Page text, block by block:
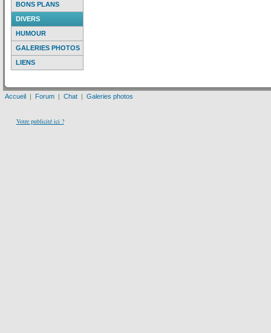
BONS PLANS
DIVERS
HUMOUR
GALERIES PHOTOS
LIENS
Accueil | Forum | Chat | Galeries photos
Votre publicité ici ?